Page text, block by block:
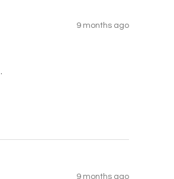
9 months ago
9 months ago